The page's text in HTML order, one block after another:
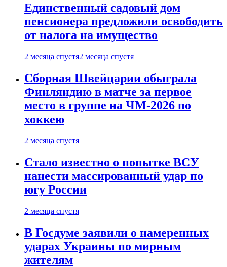
Единственный садовый дом
пенсионера предложили освободить
от налога на имущество
2 месяца спустя2 месяца спустя
Сборная Швейцарии обыграла
Финляндию в матче за первое
место в группе на ЧМ-2026 по
хоккею
2 месяца спустя
Стало известно о попытке ВСУ
нанести массированный удар по
югу России
2 месяца спустя
В Госдуме заявили о намеренных
ударах Украины по мирным
жителям